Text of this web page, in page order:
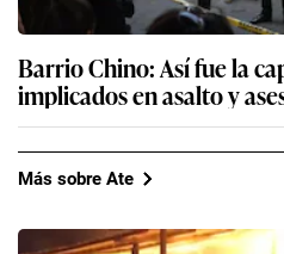
Barrio Chino: Así fue la
implicados en asalto y
Más sobre Ate